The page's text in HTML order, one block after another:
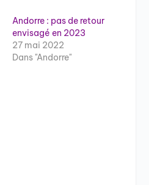
Andorre : pas de retour
envisagé en 2023
27 mai 2022
Dans "Andorre"